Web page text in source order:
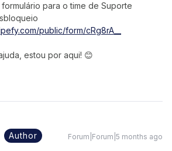
para o time de Suporte
public/form/cRg8rA__
estou por aqui! 😊
Author Forum|Forum|5 months ago